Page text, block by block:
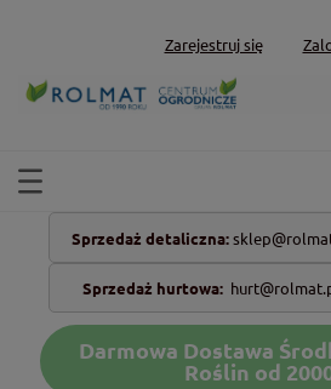
Zarejestruj się
Sprzedaż detaliczna:
Sprzedaż hurtowa:
Darmowa Dostawa
Roślin od